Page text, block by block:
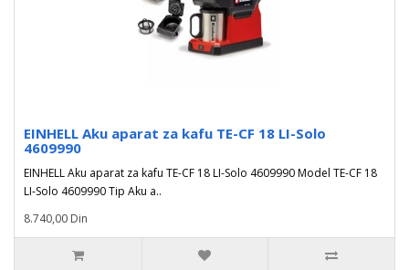
EINHELL Aku aparat za kafu TE-CF 18 LI-Solo
4609990
EINHELL Aku aparat za kafu TE-CF 18 LI-Solo 4609990 Model TE-CF 18
LI-Solo 4609990 Tip Aku a..
8.740,00 Din